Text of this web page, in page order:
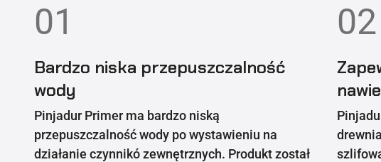
01
Bardzo niska przepuszczalność
wody
Pinjadur Primer ma bardzo niską
przepuszczalność wody po wystawieniu na
działanie czynnikó zewnętrznych. Produkt został
02